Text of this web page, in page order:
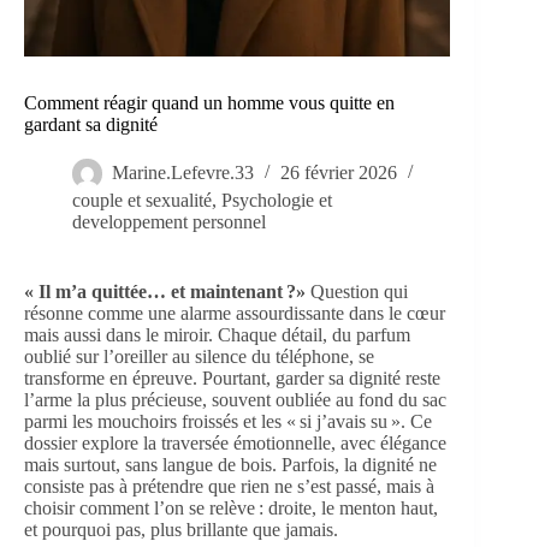
Comment réagir quand un homme vous quitte en
gardant sa dignité
Marine.Lefevre.33
26 février 2026
couple et sexualité, Psychologie et
developpement personnel
« Il m’a quittée… et maintenant ?» Question qui
résonne comme une alarme assourdissante dans le cœur
mais aussi dans le miroir. Chaque détail, du parfum
oublié sur l’oreiller au silence du téléphone, se
transforme en épreuve. Pourtant, garder sa dignité reste
l’arme la plus précieuse, souvent oubliée au fond du sac
parmi les mouchoirs froissés et les « si j’avais su ». Ce
dossier explore la traversée émotionnelle, avec élégance
mais surtout, sans langue de bois. Parfois, la dignité ne
consiste pas à prétendre que rien ne s’est passé, mais à
choisir comment l’on se relève : droite, le menton haut,
et pourquoi pas, plus brillante que jamais.